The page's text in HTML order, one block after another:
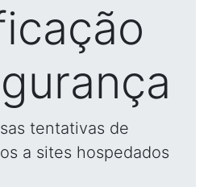
tentativas de
a sites hospedados